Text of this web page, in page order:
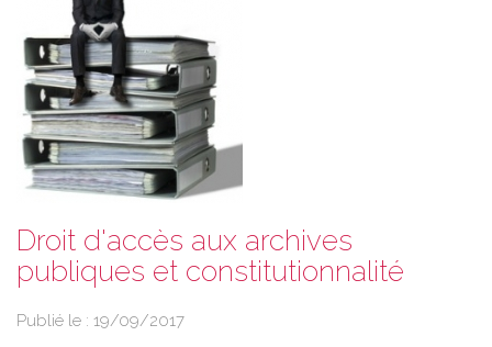
Droit d'accès aux archives
publiques et constitutionnalité
Publié le : 19/09/2017